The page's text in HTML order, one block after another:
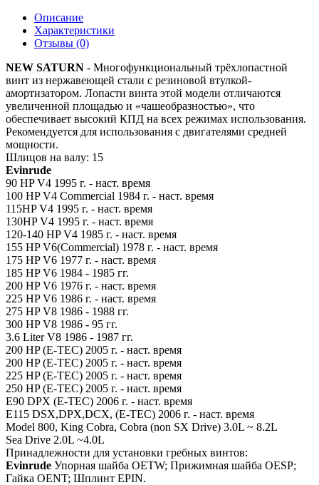
Описание
Характеристики
Отзывы (0)
NEW SATURN - Многофункциональный трёхлопастной
винт из нержавеющей стали с резиновой втулкой-
амортизатором. Лопасти винта этой модели отличаются
увеличенной площадью и «чашеобразностью», что
обеспечивает высокий КПД на всех режимах использования.
Рекомендуется для использования с двигателями средней
мощности.
Шлицов на валу: 15
Evinrude
90 HP V4 1995 г. - наст. время
100 HP V4 Commercial 1984 г. - наст. время
115HP V4 1995 г. - наст. время
130HP V4 1995 г. - наст. время
120-140 HP V4 1985 г. - наст. время
155 HP V6(Commercial) 1978 г. - наст. время
175 HP V6 1977 г. - наст. время
185 HP V6 1984 - 1985 гг.
200 HP V6 1976 г. - наст. время
225 HP V6 1986 г. - наст. время
275 HP V8 1986 - 1988 гг.
300 HP V8 1986 - 95 гг.
3.6 Liter V8 1986 - 1987 гг.
200 HP (E-TEC) 2005 г. - наст. время
200 HP (E-TEC) 2005 г. - наст. время
225 HP (E-TEC) 2005 г. - наст. время
250 HP (E-TEC) 2005 г. - наст. время
E90 DPX (E-TEC) 2006 г. - наст. время
E115 DSX,DPX,DCX, (E-TEC) 2006 г. - наст. время
Model 800, King Cobra, Cobra (non SX Drive) 3.0L ~ 8.2L
Sea Drive 2.0L ~4.0L
Принадлежности для установки гребных винтов:
Evinrude Упорная шайба OETW; Прижимная шайба OESP;
Гайка OENT; Шплинт EPIN.